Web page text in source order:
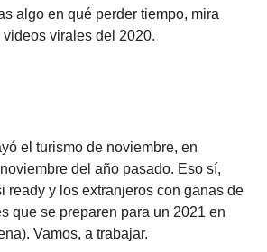
algo en qué perder tiempo, mira
videos virales del 2020.
el turismo de noviembre, en
del año pasado. Eso sí,
ready y los extranjeros con ganas de
que se preparen para un 2021 en
Vamos, a trabajar.